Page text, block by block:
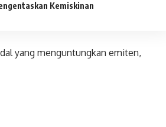
Kemiskinan
yang menguntungkan emiten,